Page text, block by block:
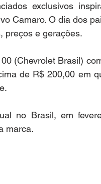
exclusivos
Camaro. O dia dos
preços e gerações.
(Chevrolet Brasil)
de R$ 200,00 em
no Brasil, em
marca.